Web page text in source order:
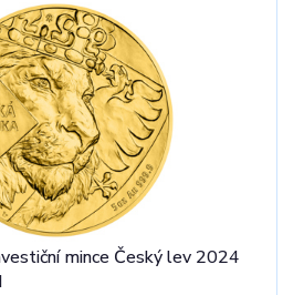
mince Český lev 2024